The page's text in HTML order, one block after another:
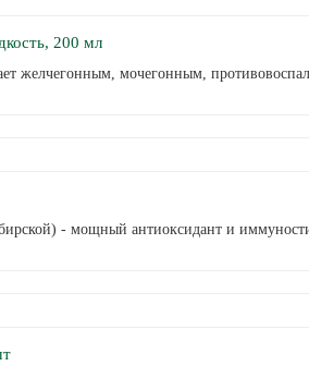
200 мл
желчегонным, мочегонным,
- мощный антиоксидант и